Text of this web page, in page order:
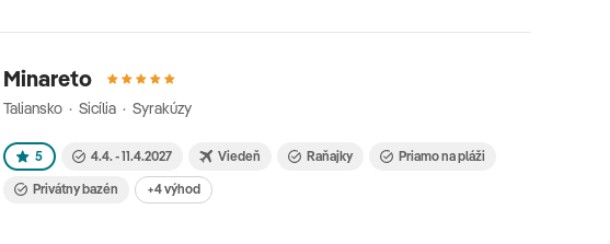
Minareto
Taliansko · Sicília · Syrakúzy
5 4.4. - 11.4.2027 Viedeň Raňajky Priamo na pláži
Privátny bazén +4 výhod